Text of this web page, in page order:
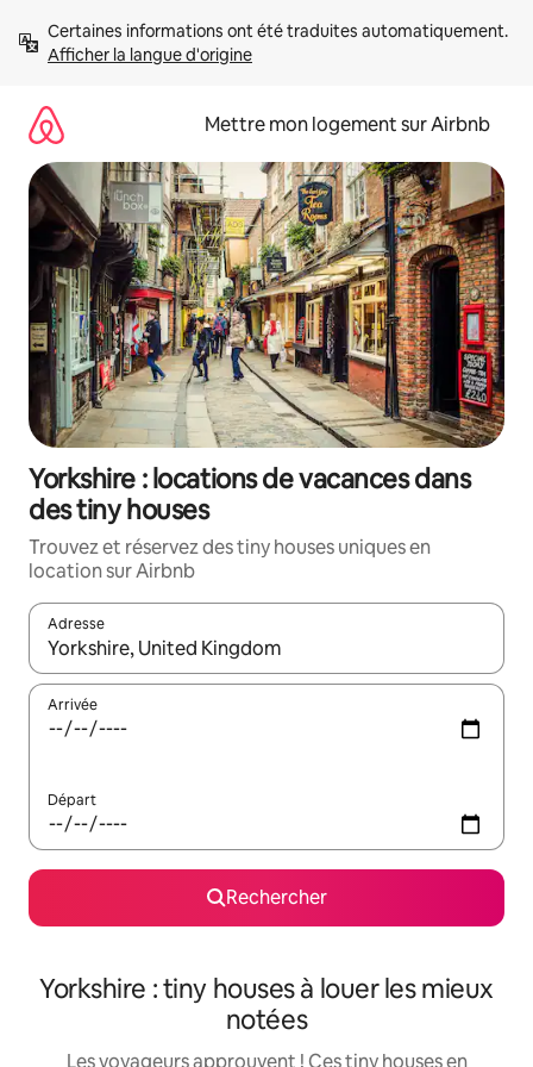
directement
Afficher la langue d'origine
Mettre mon logement sur Airbnb
Yorkshire : locations de vacances dans
des tiny houses
Trouvez et réservez des tiny houses uniques en
location sur Airbnb
Adresse
Lorsque les résultats s'affichent, utilisez les flèches vers le
Arrivée
Départ
Rechercher
Yorkshire : tiny houses à louer les mieux
notées
Les voyageurs approuvent ! Ces tiny houses en